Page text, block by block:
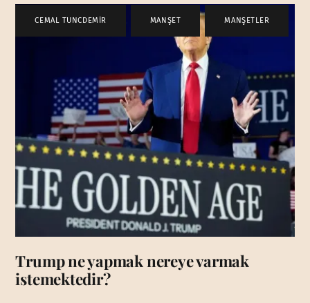
CEMAL TUNCDEMİR MANŞET , MANŞETLER
Trump ne yapmak nereye varmak
istemektedir?